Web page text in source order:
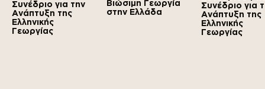
Συνέδριο για την
Ανάπτυξη της
Ελληνικής
Γεωργίας
Βιώσιμη Γεωργία
στην Ελλάδα
Συνέδριο για
Ανάπτυξη της
Ελληνικής
Γεωργίας